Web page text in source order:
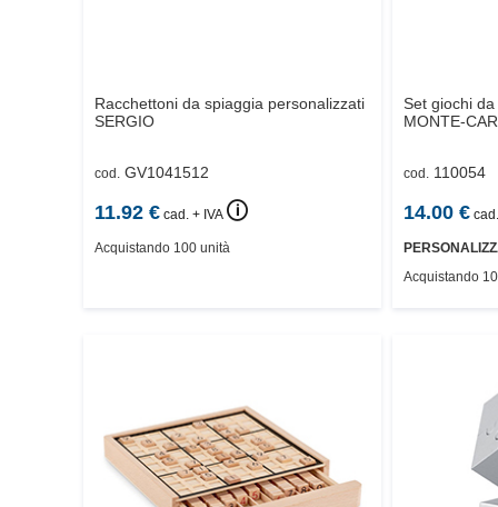
Racchettoni da spiaggia personalizzati
SERGIO
cod. GV1041512
11.92 € cad. + IVA 🛈
Acquistando 100 unità
Set giochi
MONTE-
cod. 110054
14.00€
Acquistando